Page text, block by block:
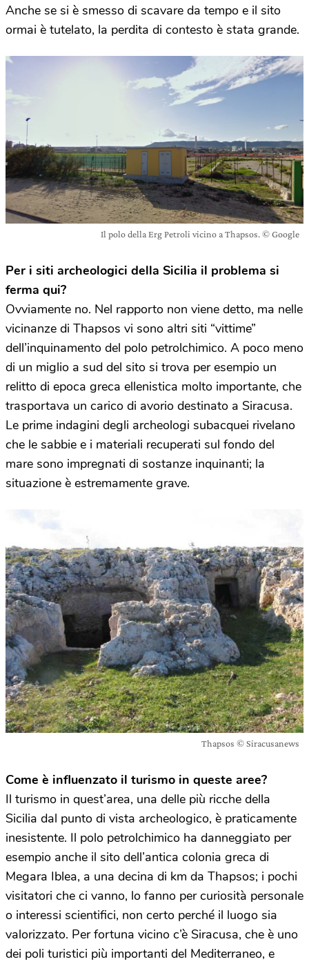
Anche se si è smesso di scavare da tempo e il sito
ormai è tutelato, la perdita di contesto è stata grande.
Il polo della Erg Petroli vicino a Thapsos. © Google
Per i siti archeologici della Sicilia il problema si
ferma qui?
Ovviamente no. Nel rapporto non viene detto, ma nelle
vicinanze di Thapsos vi sono altri siti “vittime”
dell’inquinamento del polo petrolchimico. A poco meno
di un miglio a sud del sito si trova per esempio un
relitto di epoca greca ellenistica molto importante, che
trasportava un carico di avorio destinato a Siracusa.
Le prime indagini degli archeologi subacquei rivelano
che le sabbie e i materiali recuperati sul fondo del
mare sono impregnati di sostanze inquinanti; la
situazione è estremamente grave.
Thapsos © Siracusanews
Come è influenzato il turismo in queste aree?
Il turismo in quest’area, una delle più ricche della
Sicilia dal punto di vista archeologico, è praticamente
inesistente. Il polo petrolchimico ha danneggiato per
esempio anche il sito dell’antica colonia greca di
Megara Iblea, a una decina di km da Thapsos; i pochi
visitatori che ci vanno, lo fanno per curiosità personale
o interessi scientifici, non certo perché il luogo sia
valorizzato. Per fortuna vicino c’è Siracusa, che è uno
dei poli turistici più importanti del Mediterraneo, e